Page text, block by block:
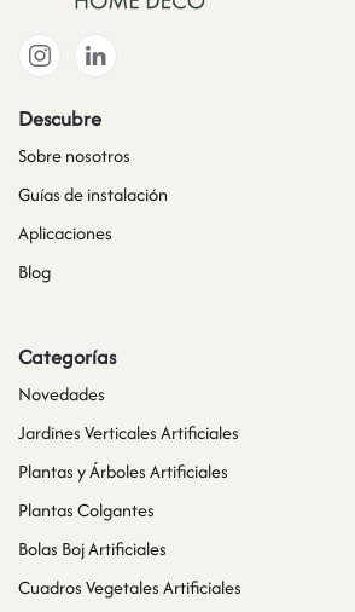
Descubre
Sobre nosotros
Guías de instalación
Aplicaciones
Blog
Categorías
Novedades
Jardines Verticales Artificiales
Plantas y Árboles Artificiales
Plantas Colgantes
Bolas Boj Artificiales
Cuadros Vegetales Artificiales